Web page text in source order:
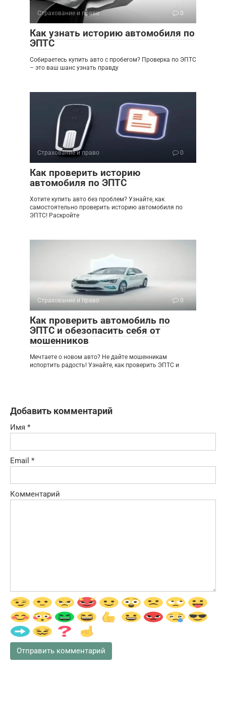
Страхование и право 0
Как узнать историю автомобиля по
ЭПТС
Собираетесь купить авто с пробегом? Проверка по ЭПТС
– это ваш шанс узнать правду
Страхование и право 0
Как проверить историю
автомобиля по ЭПТС
Хотите купить авто без проблем? Узнайте, как
самостоятельно проверить историю автомобиля по
ЭПТС! Раскройте
Страхование и право 0
Как проверить автомобиль по
ЭПТС и обезопасить себя от
мошенников
Мечтаете о новом авто? Не дайте мошенникам
испортить радость! Узнайте, как проверить ЭПТС и
Добавить комментарий
Имя *
Email *
Комментарий